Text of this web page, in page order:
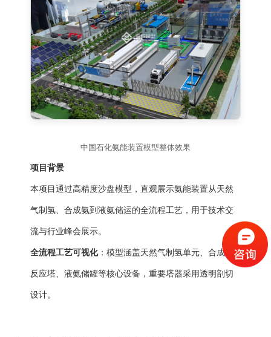
中国石化氨能装置模型整体效果
项目背景
本项目通过高精度沙盘模型，直观展示氨能装置从天然
气制氢、合成氨到液氨储运的全流程工艺，用于技术交
流与行业峰会展示。
全流程工艺可视化：模型涵盖天然气制氢单元、合成氨
反应塔、液氨储罐等核心设备，重要塔器采用透明剖切
设计。